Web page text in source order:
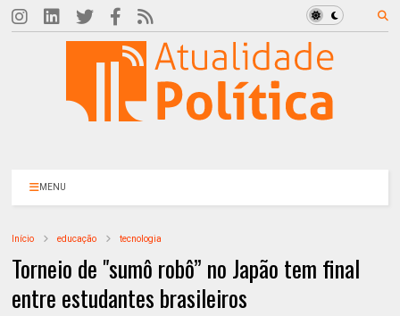
MENU
Início educação tecnologia
Torneio de "sumô robô” no Japão tem final
entre estudantes brasileiros